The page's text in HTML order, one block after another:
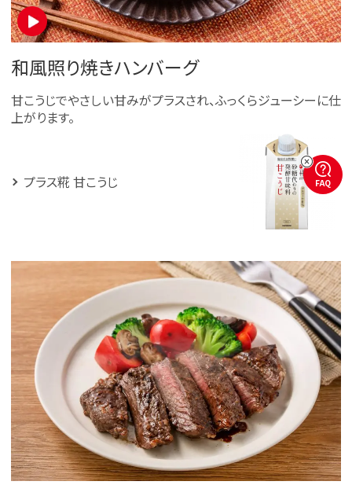
和風照り焼きハンバーグ
甘こうじでやさしい甘みがプラスされ、ふっくらジューシーに仕
上がります。
プラス糀 甘こうじ FAQ